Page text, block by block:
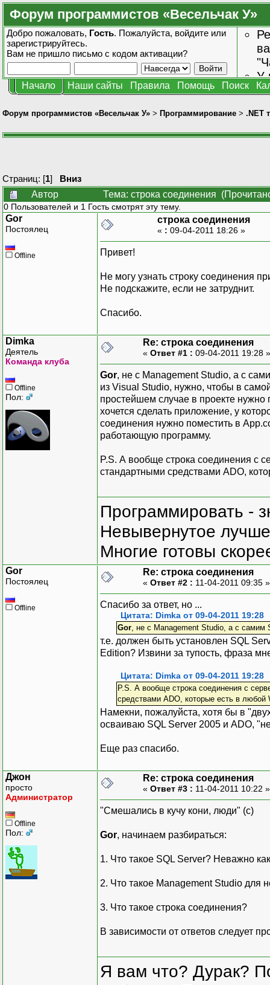
Форум программистов «Весельчак У»
Добро пожаловать, Гость. Пожалуйста, войдите или
зарегистрируйтесь.
Вам не пришло письмо с кодом активации?
У
Начало Наши сайты Правила Помощь Поиск
Форум программистов «Весельчак У» > Программирование > .NET
Страниц: [1] Вниз
Автор
Тема: строка соединения
0 Пользователей и 1 Гость смотрят эту тему.
Gor
Постоялец
Offline
строка соединения
« : 09-04-2011 18:26 »
Привет!
Не могу узнать строку соединения
Не подскажите, если не затруднит.
Спасибо.
Dimka
Деятель
Команда клуба
Offline
Пол:
Re: строка соединения
« Ответ #1 : 09-04-2011 19:28
Gor, не с Management Studio, а с
из Visual Studio, нужно, чтобы в
простейшем случае в проекте
хочется сделать приложение, у
соединения нужно поместить в
работающую программу.
P.S. А вообще строка соединения с
стандартными средствами ADO,
Программировать -
Невывернутое
Многие готовы
Gor
Постоялец
Offline
Re: строка соединения
« Ответ #2 : 11-04-2011 09:35
Спасибо за ответ, но ...
Цитата: Dimka от 09-04-2011 19:28
Gor, не с Management Studio, а с самим
т.е. должен быть установлен SQL
Edition? Извини за тупость, фраза
Цитата: Dimka от 09-04-2011 19:28
P.S. А вообще строка соединения с
средствами ADO, которые есть в любой
Намекни, пожалуйста, хотя бы в
осваиваю SQL Server 2005 и ADO,
Еще раз спасибо.
Джон
просто
Администратор
Offline
Пол:
Re: строка соединения
« Ответ #3 : 11-04-2011 10:22
"Смешались в кучу кони, люди" (с)
Gor, начинаем разбираться:
1. Что такое SQL Server? Неважно
2. Что такое Management Studio для
3. Что такое строка соединения?
В зависимости от ответов следует
Я вам что? Дурак?